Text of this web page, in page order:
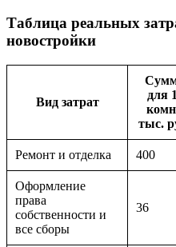
Таблица реальных
новостройки
Вид затрат
для
тыс.
Ремонт и отделка 400
Оформление
права
собственности и
все сборы
36